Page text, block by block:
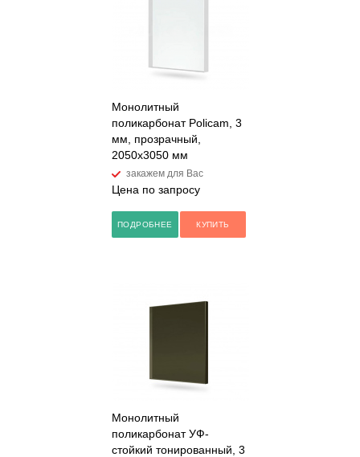
Монолитный
поликарбонат Policam, 3
мм, прозрачный,
2050х3050 мм
закажем для Вас
Цена по запросу
ПОДРОБНЕЕ КУПИТЬ
Монолитный
поликарбонат УФ-
стойкий тонированный, 3